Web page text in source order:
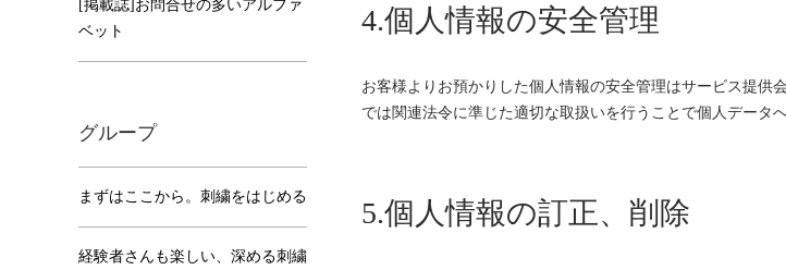
4.個人情報の安全管理
お客様よりお預かりした個人情報の安全管理はサービス提
では関連法令に準じた適切な取扱いを行うことで個人データ
5.個人情報の訂正、削除
[掲載誌]お問合せの多いアルファ
ベット
グループ
まずはここから。刺繍をはじめる
経験者さんも楽しい、深める刺繍